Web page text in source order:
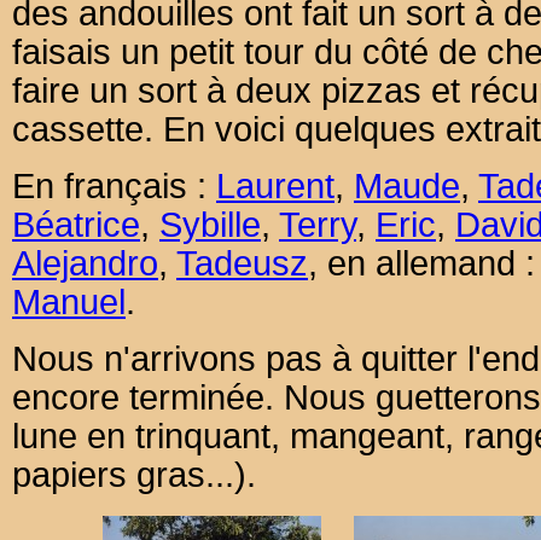
des andouilles ont fait un sort à
faisais un petit tour du côté de
faire un sort à deux pizzas et
cassette. En voici quelques
En français : Laurent, Maude,
Béatrice, Sybille, Terry, Eric,
Alejandro, Tadeusz, en allemand
Manuel.
Nous n'arrivons pas à quitter
encore terminée. Nous
lune en trinquant, mangeant,
papiers gras...).